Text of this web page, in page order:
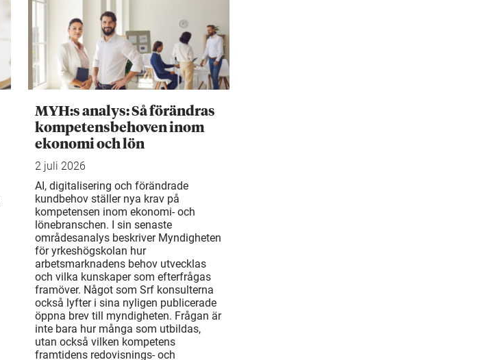
MYH:s analys: Så förändras
kompetensbehoven inom
ekonomi och lön
2 juli 2026
AI, digitalisering och förändrade
kundbehov ställer nya krav på
kompetensen inom ekonomi- och
lönebranschen. I sin senaste
områdesanalys beskriver Myndigheten
för yrkeshögskolan hur
arbetsmarknadens behov utvecklas
och vilka kunskaper som efterfrågas
framöver. Något som Srf konsulterna
också lyfter i sina nyligen publicerade
öppna brev till myndigheten. Frågan är
inte bara hur många som utbildas,
utan också vilken kompetens
framtidens redovisnings- och